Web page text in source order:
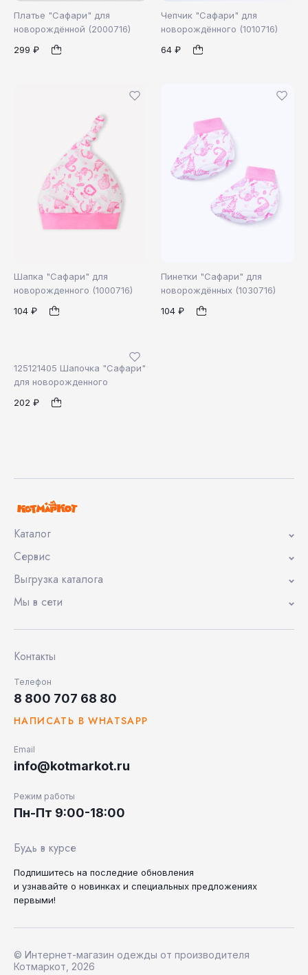
Платье "Сафари" для
новорождённой (2000716)
299 ₽
62 74
Чепчик "Сафари" для
новорождённого (1010716)
64 ₽
40
Шапка "Сафари" для
новорожденного (1000716)
104 ₽
40
Пинетки "Сафари" для
новорождённых (1030716)
104 ₽
б/р
125121405 Шапочка "Сафари"
для новорожденного
202 ₽
44
Каталог
Сервис
Выгрузка каталога
Мы в сети
Контакты
Телефон
8 800 707 68 80
НАПИСАТЬ В WHATSAPP
Email
info@kotmarkot.ru
Режим работы
Пн-Пт 9:00-18:00
Будь в курсе
Подпишитесь на последние обновления
и узнавайте о новинках и специальных предложениях
первыми!
© Интернет-магазин одежды от производителя
Котмаркот, 2026